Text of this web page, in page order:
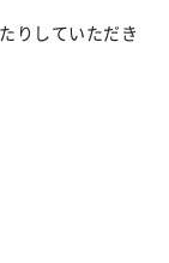
りしていただき